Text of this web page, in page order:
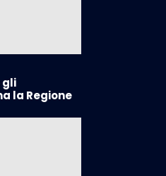
gli
la Regione